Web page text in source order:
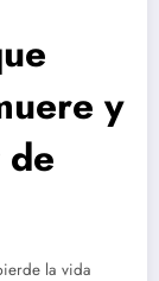
y
la vida